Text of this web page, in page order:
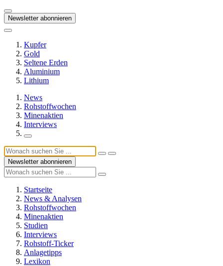
Newsletter abonnieren
Kupfer
Gold
Seltene Erden
Aluminium
Lithium
News
Rohstoffwochen
Minenaktien
Interviews
Newsletter abonnieren
Startseite
News & Analysen
Rohstoffwochen
Minenaktien
Studien
Interviews
Rohstoff-Ticker
Anlagetipps
Lexikon